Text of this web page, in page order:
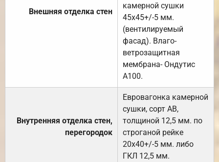
Внешняя отделка стен
камерной сушки
45х45+/-5 мм.
(вентилируемый
фасад). Влаго-
ветрозащитная
мембрана- Ондутис
А100.
Внутренняя отделка стен,
перегородок
Евровагонка камерной
сушки, сорт АВ,
толщиной 12,5 мм. по
строганой рейке
20х40+/-5 мм. либо
ГКЛ 12,5 мм.